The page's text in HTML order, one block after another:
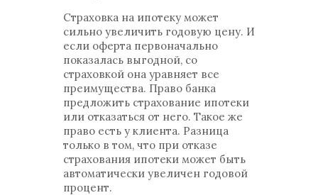
Страховка на ипотеку может
сильно увеличить годовую цену. И
если оферта первоначально
показалась выгодной, со
страховкой она уравняет все
преимущества. Право банка
предложить страхование ипотеки
или отказаться от него. Такое же
право есть у клиента. Разница
только в том, что при отказе
страхования ипотеки может быть
автоматически увеличен годовой
процент.